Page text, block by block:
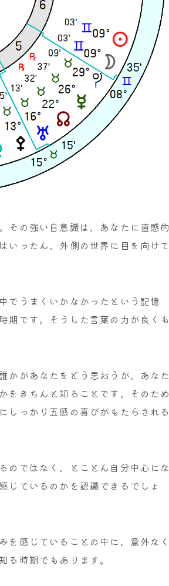
その強い自意識は、あなたに直感的
いったん、外側の世界に目を向けて
でうまくいかなかったという記憶
期です。そうした言葉の力が良くも
かがあなたをどう思おうが、あなた
をきちんと知ることです。そのため
しっかり五感の喜びがもたらされる
のではなく、とことん自分中心にな
じているのかを認識できるでしょ
を感じていることの中に、意外なく
時期でもあります。